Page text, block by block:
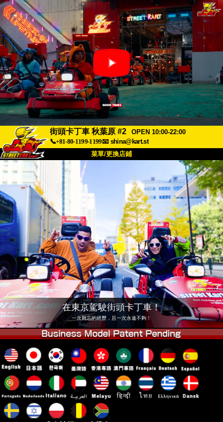
街頭卡丁車 秋葉原 #2
OPEN 10:00-22:00
📞+81-80-1199-1199📧 shina@kart.st
菜單/更換店鋪
關於我們 價格
交通資訊 顧客評價 常見問題
公司 預訂
更換店鋪
東京 品川 #1 東京 秋葉原 #1
東京 秋葉原 #2 東京 澀谷
東京 澀谷分店 東京灣
東京 淺草 大阪
沖繩
在東京駕駛街頭卡丁車！
一次難忘的經歷，且一次永遠不夠！